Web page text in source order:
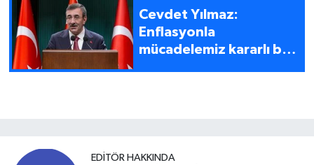
Cevdet Yılmaz:
Enflasyonla
mücadelemiz kararlı bir
EDITÖR HAKKINDA